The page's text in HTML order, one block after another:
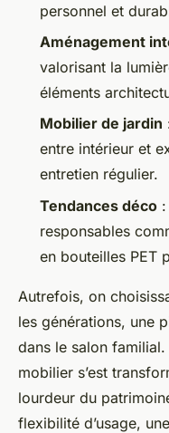
personnel et
Aménagement
valorisant la
éléments
Mobilier de jardin
entre intérieur et
entretien régulier.
Tendances déco
responsables
en bouteilles PET
Autrefois, on
les générations, une
dans le salon
mobilier s’est
lourdeur du
flexibilité d’usage,